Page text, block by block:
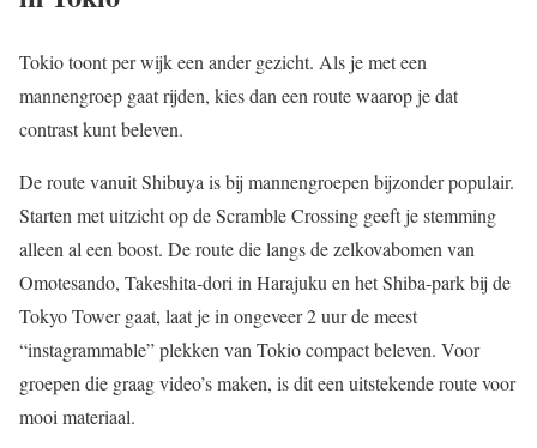
Tokio toont per wijk een ander gezicht. Als je met een
mannengroep gaat rijden, kies dan een route waarop je dat
contrast kunt beleven.
De route vanuit Shibuya is bij mannengroepen bijzonder populair.
Starten met uitzicht op de Scramble Crossing geeft je stemming
alleen al een boost. De route die langs de zelkovabomen van
Omotesando, Takeshita-dori in Harajuku en het Shiba-park bij de
Tokyo Tower gaat, laat je in ongeveer 2 uur de meest
“instagrammable” plekken van Tokio compact beleven. Voor
groepen die graag video’s maken, is dit een uitstekende route voor
mooi materiaal.